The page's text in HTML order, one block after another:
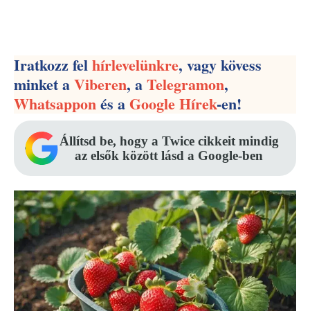
Iratkozz felhírlevelünkre, vagy kövess
minket aViberen, aTelegramon,
Whatsapponés aGoogle Hírek-en!
Állítsd be, hogy a Twice cikkeit mindig
az elsők között lásd a Google-ben